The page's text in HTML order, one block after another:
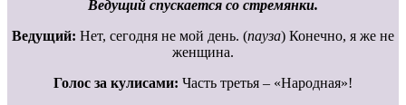
Ведущий спускается со стремянки.
Ведущий: Нет, сегодня не мой день. (пауза) Конечно, я же не
женщина.
Голос за кулисами: Часть третья – «Народная»!